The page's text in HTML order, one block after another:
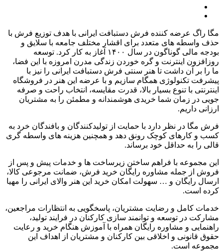
مگا راگ عرضه کننده فرش دستبافت ایرانی با هدف توزیع فرش با
حذف واسطه های متعدد برای اقشار مختلف جامعه با سلایق و
بودجه مالی گوناگون در سال
آغاز به کار کرد. توسعه
روزافزون اینترنت و گره خوردن زندگی مدرن امروزه با این فضا،
ما را بر آن داشت تا هنر سنتی فرش دستبافت ایرانی را نیز با
پیشرفت تکنولوژی همگام سازیم و با عرضه این هنر در فروشگاه
اینترنتی با تنوع بسیار بالا، قدرت مقایسه، انتخاب راحت و صرفه
جویی در زمان شما خریدی هوشمندانه و مطمئن را به مشتریان
ارزانی داریم.
فرش مگا در نظر دارد با حمایت از تولیدکنندگان و بافندگان خرد به
کسب و کارهای کوچک رونق دهد و همچنین هزینه های واسطه گری
قالی را به حداقل خود برساند.
این مجموعه با فراهم ساختن زیرساخت ها و خدمات پیش و پس از
فروش از جمله مشاوره رایگان خرید فرش، ضمانت مرجوعی کالا،
ارسال رایگان و … سهولت امکان خرید این هنر والای ایرانی را مهیا
کرده است.
خدمات کامل و رضایت مشتریان، پاسخگویی به انتظارات مراجعین،
مشارکت در توسعه و توانمند سازی کارکنان در فرایند تولید،
راهنمایی و مشاوره رایگان همراه با آموزش هنگام خرید و رعایت
حقوق قانونی و اخلاقی بین کارکنان و مشتریان از اهداف این
مجموعه است.